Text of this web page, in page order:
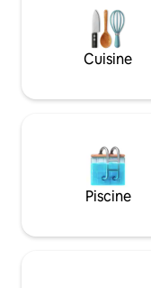
partagée, d'une
d'une télévision
50 pouces, d'un lit
gigogne et de la
confortable au
Cuisine
Piscine